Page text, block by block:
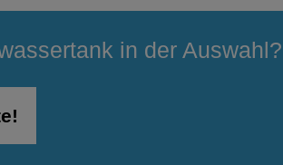
in der Auswahl?